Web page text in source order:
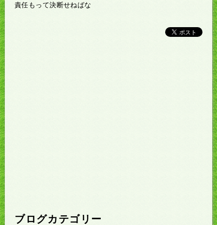
責任もって決断せねばな
ブログカテゴリー